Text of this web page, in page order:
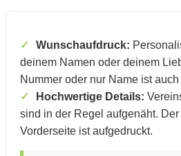
Wunschaufdruck:
deinem Namen oder deinem
Nummer oder nur Name ist
Hochwertige Details:
sind in der Regel aufgenäht.
Vorderseite ist aufgedruckt.